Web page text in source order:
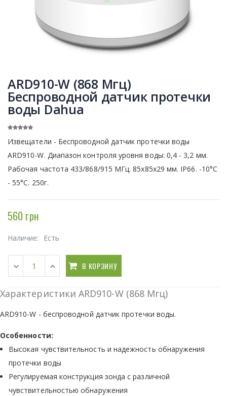
ARD910-W (868 Мгц)
Беспроводной датчик протечки
воды Dahua
Извещатели - Беспроводной датчик протечки воды
ARD910-W. Диапазон контроля уровня воды: 0,4 - 3,2 мм.
Рабочая частота 433/868/915 МГц. 85x85х29 мм. IP66. -10°С
- 55°С. 250г.
560 грн
Наличие: Есть
В КОРЗИНУ
Характеристики ARD910-W (868 Мгц)
ARD910-W - беспроводной датчик протечки воды.
Особенности:
Высокая чувствительность и надежность обнаружения
протечки воды
Регулируемая конструкция зонда с различной
чувствительностью обнаружения